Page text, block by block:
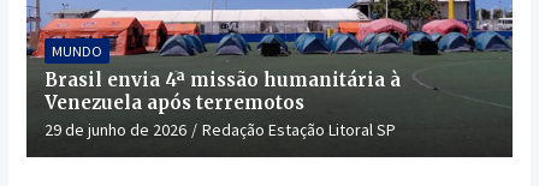
MUNDO
Brasil envia 4ª missão humanitária à
Venezuela após terremotos
29 de junho de 2026 Redação Estação Litoral SP